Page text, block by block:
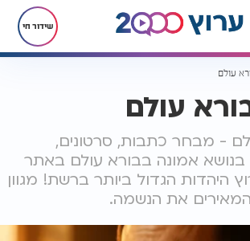
שידור חי
עולם
עולם
- מבחר כתבות, סרטונים,
בנושא אמונה בבורא עולם באתר
- ערוץ היהדות הגדול ביותר ברשת! מגוון
את הנשמה.